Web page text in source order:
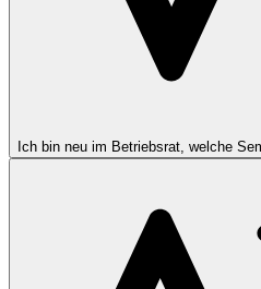
Ich bin neu im Betriebsrat, welche